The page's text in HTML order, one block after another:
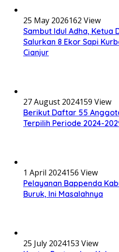
25 May 2026162 View
Sambut Idul Adha, Ketua
Salurkan 8 Ekor Sapi
Cianjur
27 August 2024159 View
Berikut Daftar 55
Terpilih Periode 2024-
1 April 2024156 View
Pelayanan Bappenda
Buruk, Ini Masalahnya
25 July 2024153 View